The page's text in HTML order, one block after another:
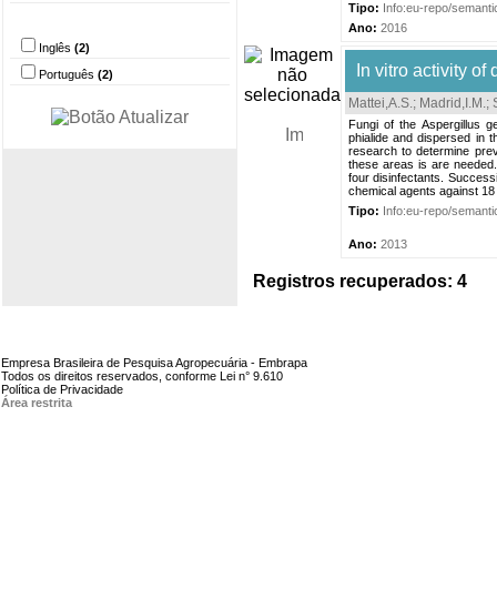
Inglês (2)
Português (2)
Tipo: Info:eu-repo/
Ano: 2016
In vitro activity
Mattei,A.S.; Madrid,I.M.;
Fungi of the Aspergillus
phialide and dispersed in
research to determine
these areas is are
four disinfectants.
chemical agents against
Tipo: Info:eu-repo/
Ano: 2013
Registros recuperados: 4
Empresa Brasileira de Pesquisa Agropecuária - Embrapa
Todos os direitos reservados, conforme Lei n° 9.610
Política de Privacidade
Área restrita